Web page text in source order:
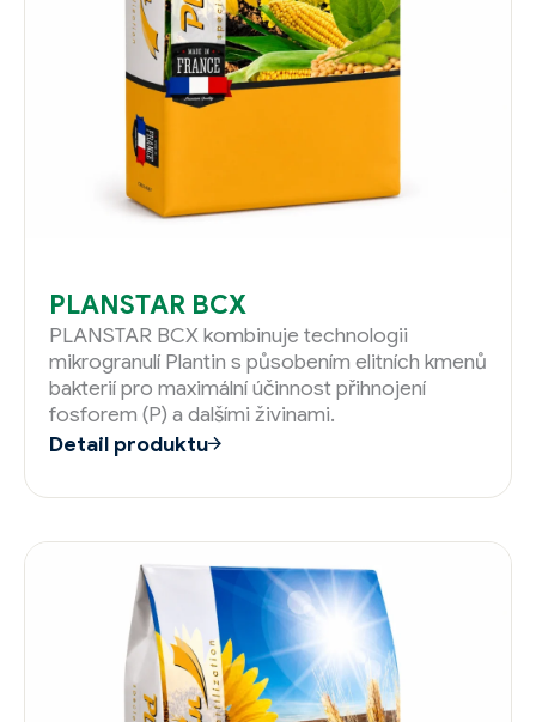
PLANSTAR BCX
PLANSTAR BCX kombinuje technologii
mikrogranulí Plantin s působením elitních kmenů
bakterií pro maximální účinnost přihnojení
fosforem (P) a dalšími živinami.
Detail produktu